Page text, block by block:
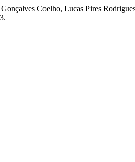
Coelho, Lucas Pires